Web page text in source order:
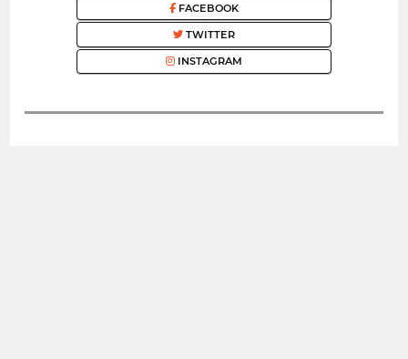
FACEBOOK
TWITTER
INSTAGRAM